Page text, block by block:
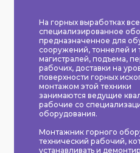
На горных выработках
специализированное
предназначенное для
сооружений, тоннелей и
магистралей, подъема,
рабочих, доставки на
поверхности горных
монтажом этой техники
занимаются ведущие
рабочие со
оборудования.
Монтажник горного
технический рабочий,
устанавливать и